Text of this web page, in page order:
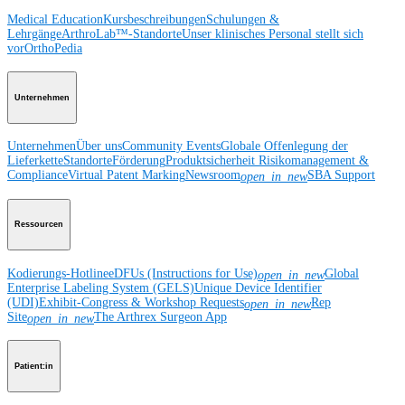
Medical EducationKursbeschreibungenSchulungen &
LehrgängeArthroLab™-StandorteUnser klinisches Personal stellt sich
vorOrthoPedia
Unternehmen
UnternehmenÜber unsCommunity EventsGlobale Offenlegung der
LieferketteStandorteFörderungProduktsicherheit Risikomanagement &
ComplianceVirtual Patent MarkingNewsroomopen_in_newSBA Support
Ressourcen
Kodierungs-HotlineeDFUs (Instructions for Use)open_in_newGlobal
Enterprise Labeling System (GELS)Unique Device Identifier
(UDI)Exhibit-Congress & Workshop Requestsopen_in_newRep
Siteopen_in_newThe Arthrex Surgeon App
Patient:in